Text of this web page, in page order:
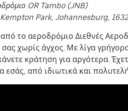
OR Tambo (JNB)
Park, Johannesburg,
από το αεροδρόμιο Διεθνές
χωρίς άγχος. Με λίγα
κράτηση για αργότερα.
εσάς, από ιδιωτικά και